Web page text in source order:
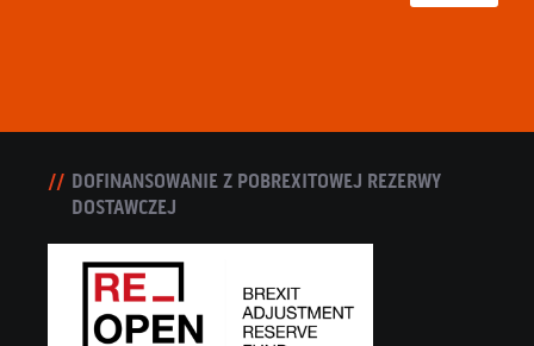
DOFINANSOWANIE Z POBREXITOWEJ REZERWY
DOSTAWCZEJ